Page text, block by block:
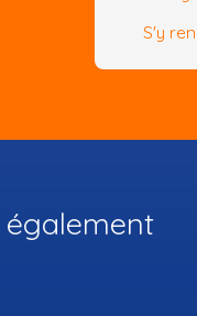
S'y
également